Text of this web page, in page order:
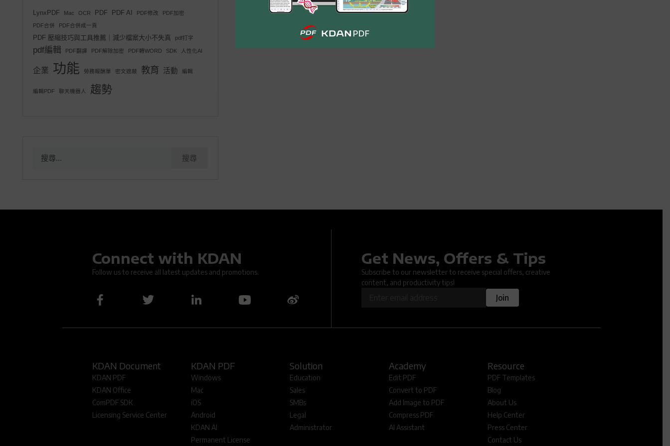
LynxPDF Mac OCR PDF PDF AI PDF修改 PDF加密
PDF合併 PDF合併成一頁
PDF 壓縮技巧與工具推薦｜減少檔案大小不失真 pdf打字
pdf編輯 PDF翻譯 PDF解除加密 PDF轉WORD SDK 人性化AI
企業 功能 勞務報酬單 密文遮蔽 教育 活動 編輯
編輯PDF 聊天機器人 趨勢
Connect with KDAN
Follow us to receive all latest updates and promotions.
Get News, Offers & Tips
Subscribe to our newsletter to receive special offers, creative
content, and productivity tips!
Join
Oops... An issue occurred when submitting the form. Please try again later.
KDAN Document
KDAN PDF
KDAN Office
ComPDF SDK
Licensing Service Center
KDAN PDF
Windows
Mac
iOS
Android
KDAN AI
Permanent License
Solution
Education
Sales
SMBs
Legal
Administrator
Academy
Edit PDF
Convert to PDF
Add Image to PDF
Compress PDF
AI Assistant
Resource
PDF Templates
Blog
About Us
Help Center
Press Center
Contact Us